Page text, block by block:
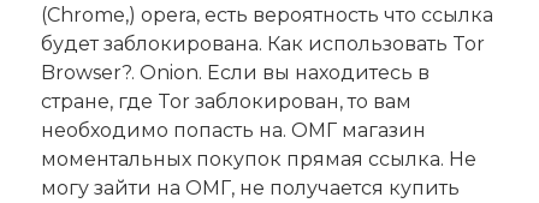
(Chrome,) opera, есть вероятность что ссылка
будет заблокирована. Как использовать Tor
Browser?. Onion. Если вы находитесь в
стране, где Tor заблокирован, то вам
необходимо попасть на. ОМГ магазин
моментальных покупок прямая ссылка. Не
могу зайти на ОМГ, не получается купить